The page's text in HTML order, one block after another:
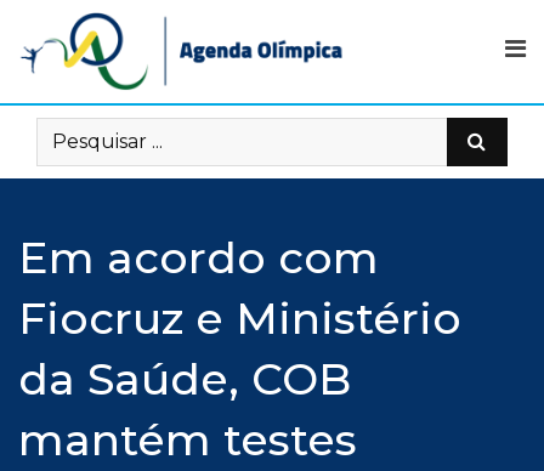
content
Em acordo com
Fiocruz e Ministério
da Saúde, COB
mantém testes